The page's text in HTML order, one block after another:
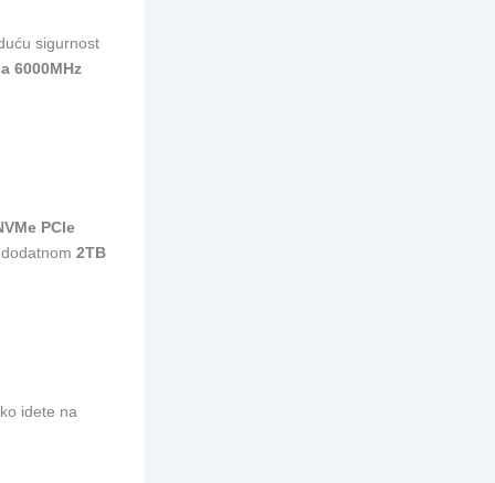
sigurnost
6000MHz
PCIe
2TB
idete na